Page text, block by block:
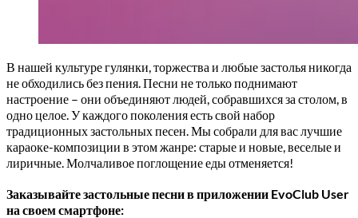
В нашей культуре гулянки, торжества и любые застолья никогда
не обходились без пения. Песни не только поднимают
настроение – они объединяют людей, собравшихся за столом, в
одно целое. У каждого поколения есть свой набор
традиционных застольных песен. Мы собрали для вас лучшие
караоке-композиции в этом жанре: старые и новые, веселые и
лиричные. Молчаливое поглощение еды отменяется!
Заказывайте застольные песни в приложении EvoClub User
на своем смартфоне: